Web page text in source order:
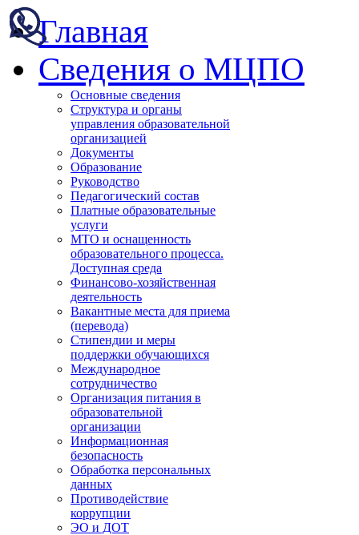
Главная
Сведения о МЦПО
Основные сведения
Структура и органы
управления образовательной
организацией
Документы
Образование
Руководство
Педагогический состав
Платные образовательные
услуги
МТО и оснащенность
образовательного процесса.
Доступная среда
Финансово-хозяйственная
деятельность
Вакантные места для приема
(перевода)
Стипендии и меры
поддержки обучающихся
Международное
сотрудничество
Организация питания в
образовательной
организации
Информационная
безопасность
Обработка персональных
данных
Противодействие
коррупции
ЭО и ДОТ